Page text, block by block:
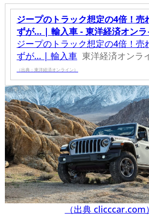
ジープのトラック想定の4倍！売
ずが… | 輸入車 - 東洋経済オンラ
ジープのトラック想定の4倍！売
ずが… | 輸入車 東洋経済オンラ
（出典：東洋経済オンライン）
（出典 clicccar.com）